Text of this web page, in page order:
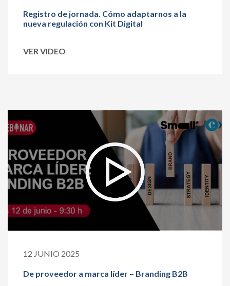
Registro de jornada. Cómo adaptarnos a la
nueva regulación con Kit Digital
VER VIDEO
12 JUNIO 2025
De proveedor a marca líder – Branding B2B